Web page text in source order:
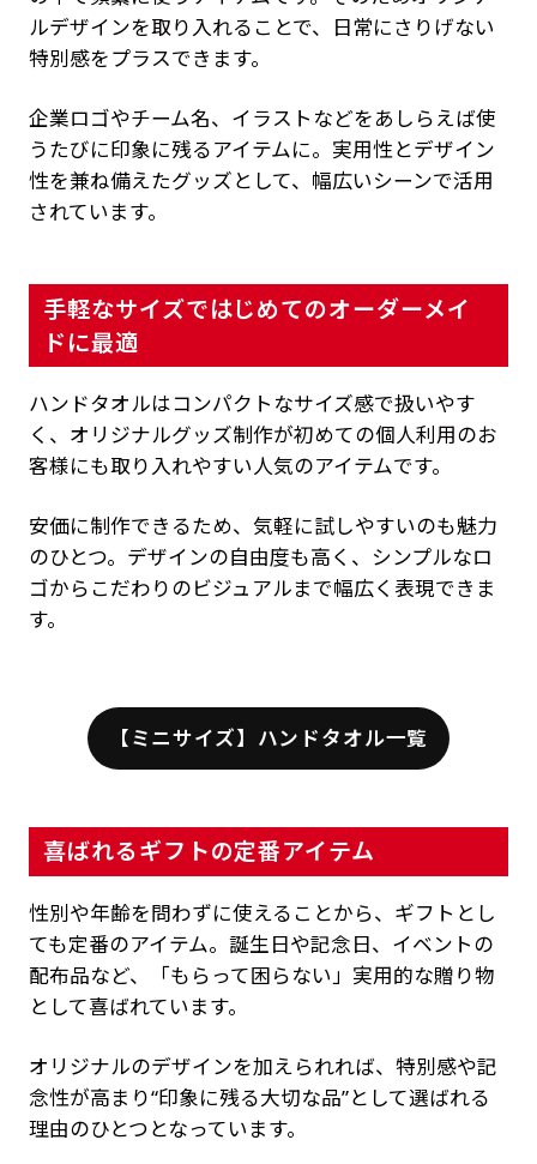
ルデザインを取り入れることで、日常にさりげない
特別感をプラスできます。
企業ロゴやチーム名、イラストなどをあしらえば使
うたびに印象に残るアイテムに。実用性とデザイン
性を兼ね備えたグッズとして、幅広いシーンで活用
されています。
手軽なサイズではじめてのオーダーメイ
ドに最適
ハンドタオルはコンパクトなサイズ感で扱いやす
く、オリジナルグッズ制作が初めての個人利用のお
客様にも取り入れやすい人気のアイテムです。
安価に制作できるため、気軽に試しやすいのも魅力
のひとつ。デザインの自由度も高く、シンプルなロ
ゴからこだわりのビジュアルまで幅広く表現できま
す。
【ミニサイズ】ハンドタオル一覧
喜ばれるギフトの定番アイテム
性別や年齢を問わずに使えることから、ギフトとし
ても定番のアイテム。誕生日や記念日、イベントの
配布品など、「もらって困らない」実用的な贈り物
として喜ばれています。
オリジナルのデザインを加えられれば、特別感や記
念性が高まり“印象に残る大切な品”として選ばれる
理由のひとつとなっています。